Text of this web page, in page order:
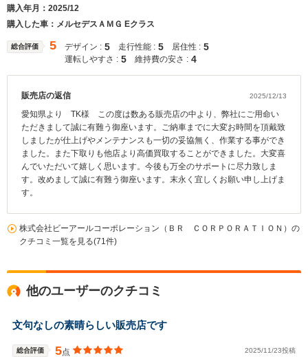
購入年月： 2025/12
購入した車：メルセデスＡＭＧ Eクラス
総合評価 5 デザイン : 5 走行性能 : 5 居住性 : 5
運転しやすさ : 5 維持費の安さ : 4
販売店の返信 2025/12/13
愛知県より TK様 この度は数ある販売店の中より、弊社にご用命い
ただきまして誠に有難う御座います。ご納車までに大変お時間を頂戴致
しましたが仕上げやメンテナンスも一切の妥協無く、作業する事ができ
ました。また下取りも他店より高価買取することができました。大変喜
んでいただいて嬉しく思います。今後も万全のサポートに尽力致しま
す。改めまして誠に有難う御座います。末永く宜しくお願い申し上げま
す。
株式会社ビーアールコーポレーション（ＢＲ ＣＯＲＰＯＲＡＴＩＯＮ）の
クチコミ一覧を見る(71件)
他のユーザーのクチコミ
文句なしの素晴らしい販売店です
総合評価 5点 2025/11/23投稿